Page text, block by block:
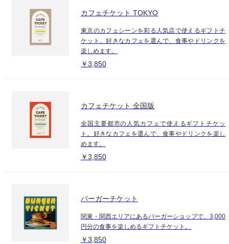
カフェチケット TOKYO
東京のカフェシーンを彩る人気店で使えるギフトチ
ケット。好きなカフェを選んで、食事やドリンクを
楽しめます。
￥3,850
カフェチケット 全国版
全国主要都市の人気カフェで使えるギフトチケッ
ト。好きなカフェを選んで、食事やドリンクを楽し
めます。
￥3,850
バーガーチケット
関東・関西エリアにあるバーガーショップで、3,000
円分の食事を楽しめるギフトチケット。
￥3,850